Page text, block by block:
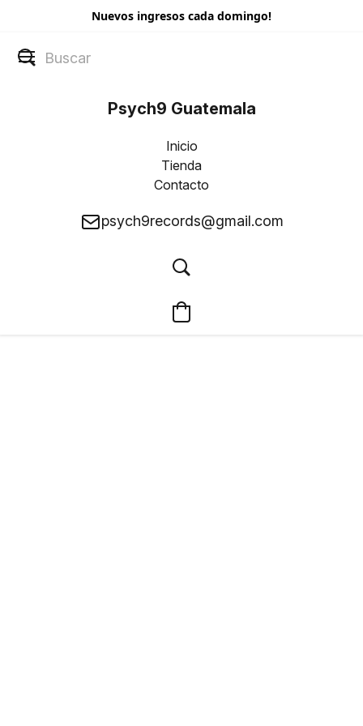
Nuevos ingresos cada domingo!
Psych9 Guatemala
Inicio
Tienda
Contacto
psych9records@gmail.com